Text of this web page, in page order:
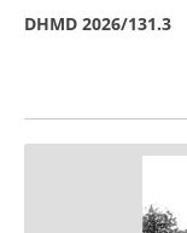
DHMD 2026/131.3